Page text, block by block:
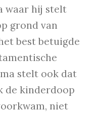
waar hij stelt
grond van
best betuigde
stelt ook dat
de kinderdoop
niet